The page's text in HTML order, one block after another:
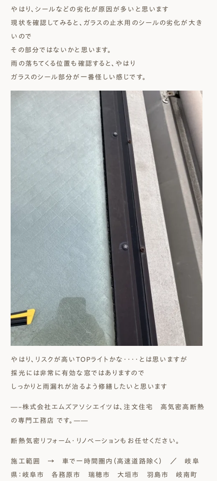
やはり、シールなどの劣化が原因が多いと思います
現状を確認してみると、ガラスの止水用のシールの劣化が大き
いので
その部分ではないかと思います。
雨の落ちてくる位置も確認すると、やはり
ガラスのシール部分が一番怪しい感じです。
やはり、リスクが高いTOPライトかな・・・・とは思いますが
採光には非常に有効な窓ではありますので
しっかりと雨漏れが治るよう修繕したいと思います
―–株式会社エムズアソシエイツは、注文住宅 高気密高断熱
の専門工務店 です。—―
断熱気密リフォーム・リノベーションもお任せください。
施工範囲 → 車で一時間圏内（高速道路除く）
／ 岐阜
県：岐阜市 各務原市 瑞穂市 大垣市 羽島市 岐南町